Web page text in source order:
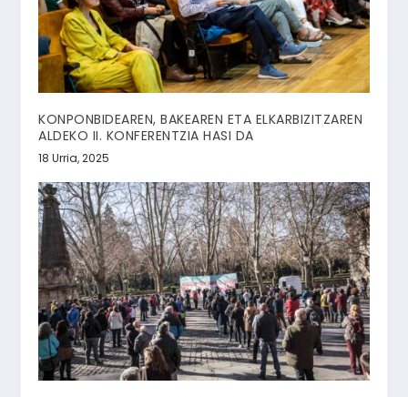
KONPONBIDEAREN, BAKEAREN ETA ELKARBIZITZAREN
ALDEKO II. KONFERENTZIA HASI DA
18 Urria, 2025